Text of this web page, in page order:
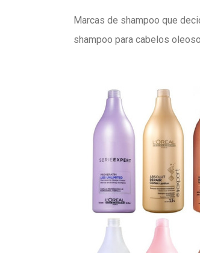
Marcas de shampoo que
shampoo para cabelos